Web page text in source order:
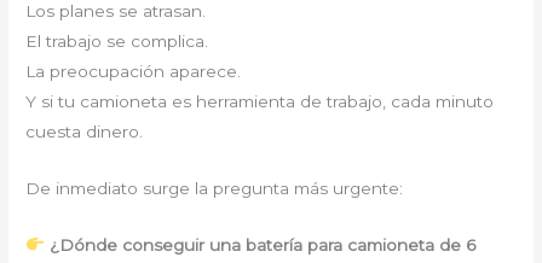
Los planes se atrasan.
El trabajo se complica.
La preocupación aparece.
Y si tu camioneta es herramienta de trabajo, cada minuto
cuesta dinero.
De inmediato surge la pregunta más urgente:
¿Dónde conseguir una batería para camioneta de 6